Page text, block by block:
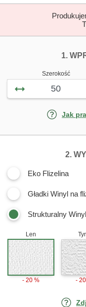
1.
Szerokość
Jak
2.
Eko Flizelina
Gładki Winyl na
Strukturalny
Len
- 20 % -